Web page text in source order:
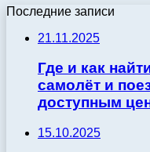
Последние записи
21.11.2025
Где и как
самолёт и
доступным
15.10.2025